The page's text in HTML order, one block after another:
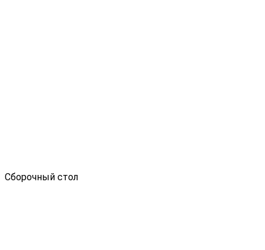
Сборочный стол